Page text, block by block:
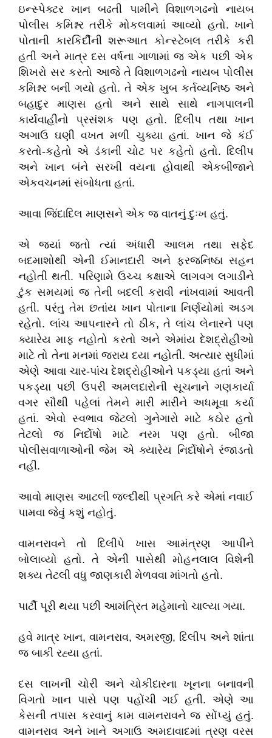
ઇન્સ્પેક્ટર ખાન બઢતી પામીને વિશાળગઢનો નાયબ
પોલીસ કમિશ્નર તરીકે મોકલવામાં આવ્યો હતો. ખાને
પોતાની કારકિર્દીની શરૂઆત કોન્સ્ટેબલ તરીકે કરી
હતી અને માત્ર દસ વર્ષના ગાળામાં જ એક પછી એક
શિખરો સર કરતો આજે તે વિશાળગઢનો નાયબ પોલીસ
કમિશ્નર બની ગયો હતો. તે એક ખુબ કર્તવ્યનિષ્ઠ અને
બહાદુર માણસ હતો અને સાથે સાથે નાગપાલની
કાર્યવાહીનો પ્રસંશક પણ હતો. દિલીપ તથા ખાન
અગાઉ ઘણી વખત મળી ચુક્યા હતાં. ખાન જે કંઈ
કરતો-કહેતો એ ડંકાની ચોટ પર કહેતો હતો. દિલીપ
અને ખાન બંને સરખી વયના હોવાથી એકબીજાને
એકવચનમાં સંબોધતા હતાં.
આવા જિંદાદિલ માણસને એક જ વાતનું દુઃખ હતું.
એ જ્યાં જતો ત્યાં અંધારી આલમ તથા સફેદ
બદમાશોથી એની ઈમાનદારી અને ફરજનિષ્ઠા સહન
નહોતી થતી. પરિણામે ઉચ્ચ કક્ષાએ લાગવગ લગાડીને
ટુંક સમયમાં જ તેની બદલી કરાવી નાંખવામાં આવતી
હતી. પરંતુ તેમ છતાંય ખાન પોતાના નિર્ણયોમાં અડગ
રહેતો. લાંચ આપનારને તો ઠીક, તે લાંચ લેનારને પણ
ક્યારેય માફ નહોતો કરતો અને એમાંય દેશદ્રોહીઓ
માટે તો તેના મનમાં જરાય દયા નહોતી. અત્યાર સુધીમાં
એણે આવા ચાર-પાંચ દેશદ્રોહીઓને પકડ્યા હતાં અને
પકડ્યા પછી ઉપરી અમલદારોની સૂચનાને ગણકાર્યા
વગર સૌથી પહેલાં તેમને મારી મારીને અધમૂવા કર્યા
હતાં. એવો સ્વભાવ જેટલો ગુનેગારો માટે કઠોર હતો
તેટલો જ નિર્દોષો માટે નરમ પણ હતો. બીજા
પોલીસવાળાઓની જેમ એ ક્યારેય નિર્દોષોને રંજાડતો
નહીં.
આવો માણસ આટલી જલ્દીથી પ્રગતિ કરે એમાં નવાઈ
પામવા જેવું કશું નહોતું.
વામનરાવને તો દિલીપે ખાસ આમંત્રણ આપીને
બોલાવ્યો હતો. તે એની પાસેથી મોહનલાલ વિશેની
શક્ય તેટલી વધુ જાણકારી મેળવવા માંગતો હતો.
પાર્ટી પૂરી થયા પછી આમંત્રિત મહેમાનો ચાલ્યા ગયા.
હવે માત્ર ખાન, વામનરાવ, અમરજી, દિલીપ અને શાંતા
જ બાકી રહ્યા હતાં.
દસ લાખની ચોરી અને ચોકીદારના ખૂનના બનાવની
વિગતો ખાન પાસે પણ પહોંચી ગઈ હતી. એણે આ
કેસની તપાસ કરવાનું કામ વામનરાવને જ સોંપ્યું હતું.
વામનરાવ અને ખાને અગાઉ અમદાવાદમાં ત્રણ વરસ